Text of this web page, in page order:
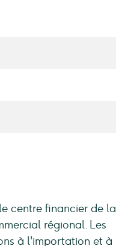
centre financier de la
régional. Les
à l'importation et à